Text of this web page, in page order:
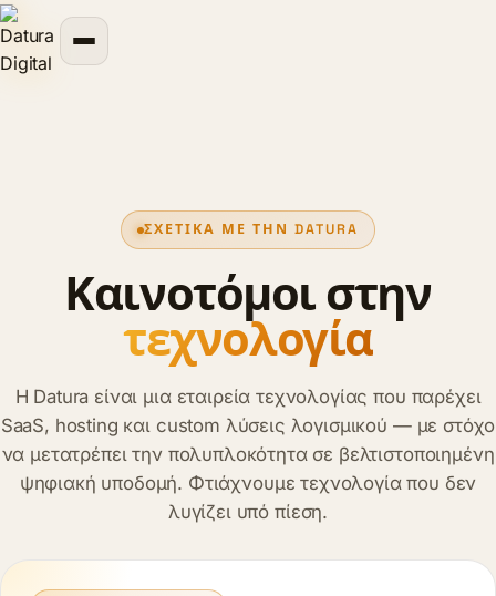
περιεχόμενο
ΣΧΕΤΙΚΆ ΜΕ ΤΗΝ DATURA
Καινοτόμοι στην
τεχνολογία
Η Datura είναι μια εταιρεία τεχνολογίας που παρέχει
SaaS, hosting και custom λύσεις λογισμικού — με στόχο
να μετατρέπει την πολυπλοκότητα σε βελτιστοποιημένη
ψηφιακή υποδομή. Φτιάχνουμε τεχνολογία που δεν
λυγίζει υπό πίεση.